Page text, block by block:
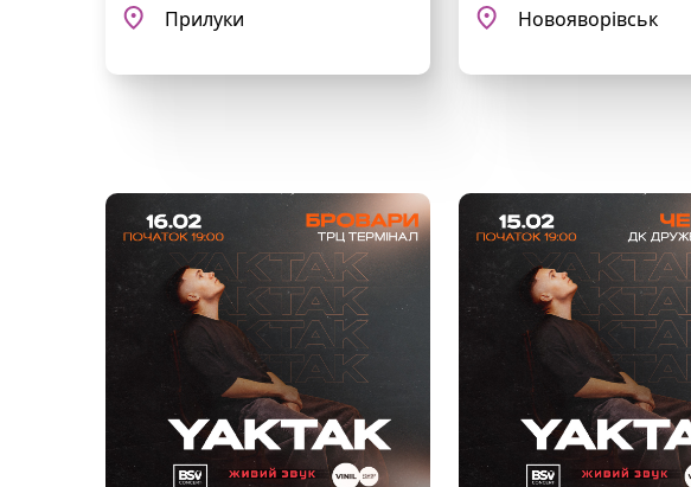
Прилуки Новояворівськ